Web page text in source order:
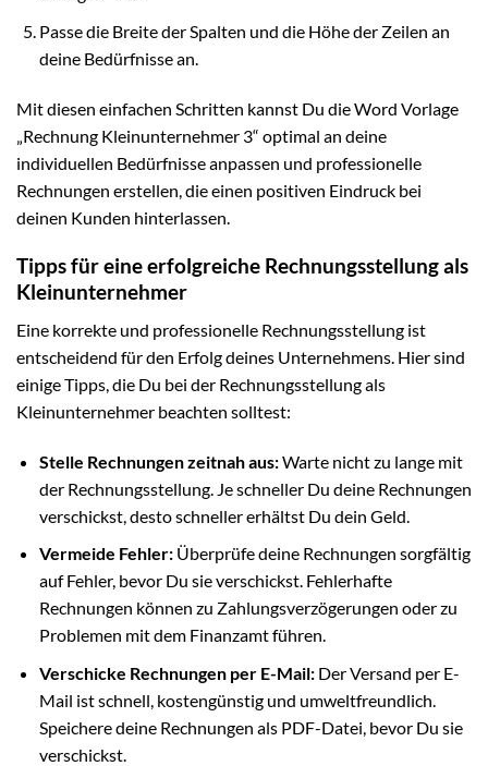
Passe die Breite der Spalten und die Höhe der Zeilen an
deine Bedürfnisse an.
Mit diesen einfachen Schritten kannst Du die Word Vorlage
„Rechnung Kleinunternehmer 3“ optimal an deine
individuellen Bedürfnisse anpassen und professionelle
Rechnungen erstellen, die einen positiven Eindruck bei
deinen Kunden hinterlassen.
Tipps für eine erfolgreiche Rechnungsstellung als
Kleinunternehmer
Eine korrekte und professionelle Rechnungsstellung ist
entscheidend für den Erfolg deines Unternehmens. Hier sind
einige Tipps, die Du bei der Rechnungsstellung als
Kleinunternehmer beachten solltest:
Stelle Rechnungen zeitnah aus:Warte nicht zu lange mit
der Rechnungsstellung. Je schneller Du deine Rechnungen
verschickst, desto schneller erhältst Du dein Geld.
Vermeide Fehler:Überprüfe deine Rechnungen sorgfältig
auf Fehler, bevor Du sie verschickst. Fehlerhafte
Rechnungen können zu Zahlungsverzögerungen oder zu
Problemen mit dem Finanzamt führen.
Verschicke Rechnungen per E-Mail:Der Versand per E-
Mail ist schnell, kostengünstig und umweltfreundlich.
Speichere deine Rechnungen als PDF-Datei, bevor Du sie
verschickst.